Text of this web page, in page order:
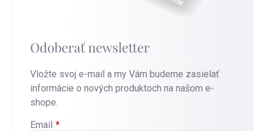
Odoberať newsletter
Vložte svoj e-mail a my Vám budeme zasielať
informácie o nových produktoch na našom e-
shope.
Email